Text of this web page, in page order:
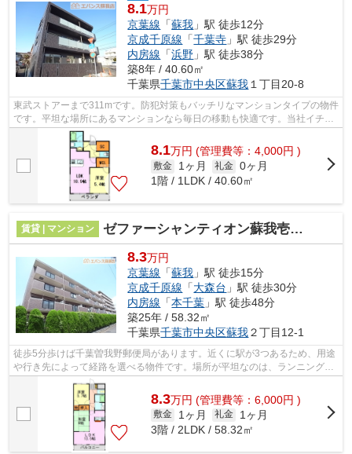
8.1万円
京葉線 「蘇我 」駅 徒歩12分
京成千原線 「千葉寺 」駅 徒歩29分
内房線 「浜野 」駅 徒歩38分
築8年 / 40.60㎡
千葉県千葉市中央区蘇我 １丁目20-8
東武ストアーまで311mです。防犯対策もバッチリなマンションタイプの物件
です。平坦な場所にあるマンションなら毎日の移動も快適です。当社イチオ
シの物件の「フォーシーズン蘇我壱番...
8.1万円 (管理費等：4,000円 )
敷金 1ヶ月 礼金 0ヶ月
1階 / 1LDK / 40.60㎡
賃貸 | マンション ゼファーシャンティオン蘇我壱番館
8.3万円
京葉線 「蘇我 」駅 徒歩15分
京成千原線 「大森台 」駅 徒歩30分
内房線 「本千葉 」駅 徒歩48分
築25年 / 58.32㎡
千葉県千葉市中央区蘇我２丁目12-1
徒歩5分歩けば千葉曽我野郵便局があります。近くに駅が3つあるため、用途
や行き先によって経路を選べる物件です。場所が平坦なのは、ランニングを
する上で抑えたいポイントですね。気...
8.3万円 (管理費等：6,000円 )
敷金 1ヶ月 礼金
1ヶ月
3階 / 2LDK / 58.32㎡